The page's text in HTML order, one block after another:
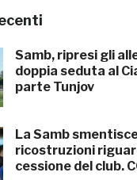
Samb, ripresi gli
doppia seduta al
parte Tunjov
La Samb
ricostruzioni
cessione del club.